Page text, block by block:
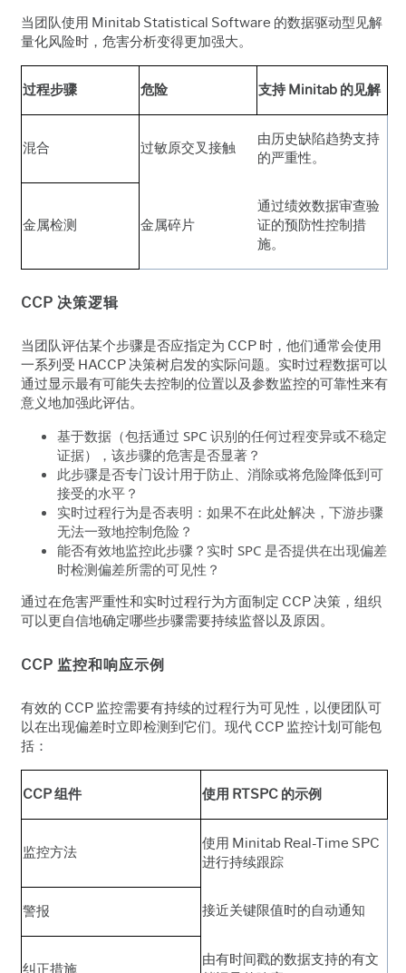
当团队使用 Minitab Statistical Software 的数据驱动型见解
量化风险时，危害分析变得更加强大。
过程步骤 危险 支持 Minitab 的见解
混合 过敏原交叉接触
由历史缺陷趋势支持
的严重性。
金属检测 金属碎片
通过绩效数据审查验
证的预防性控制措
施。
CCP 决策逻辑
当团队评估某个步骤是否应指定为 CCP 时，他们通常会使用
一系列受 HACCP 决策树启发的实际问题。实时过程数据可以
通过显示最有可能失去控制的位置以及参数监控的可靠性来有
意义地加强此评估。
基于数据（包括通过 SPC 识别的任何过程变异或不稳定
证据），该步骤的危害是否显著？
此步骤是否专门设计用于防止、消除或将危险降低到可
接受的水平？
实时过程行为是否表明：如果不在此处解决，下游步骤
无法一致地控制危险？
能否有效地监控此步骤？实时 SPC 是否提供在出现偏差
时检测偏差所需的可见性？
通过在危害严重性和实时过程行为方面制定 CCP 决策，组织
可以更自信地确定哪些步骤需要持续监督以及原因。
CCP 监控和响应示例
有效的 CCP 监控需要有持续的过程行为可见性，以便团队可
以在出现偏差时立即检测到它们。现代 CCP 监控计划可能包
括：
CCP 组件 使用 RTSPC 的示例
监控方法
使用 Minitab Real-Time SPC
进行持续跟踪
警报 接近关键限值时的自动通知
纠正措施
由有时间戳的数据支持的有文